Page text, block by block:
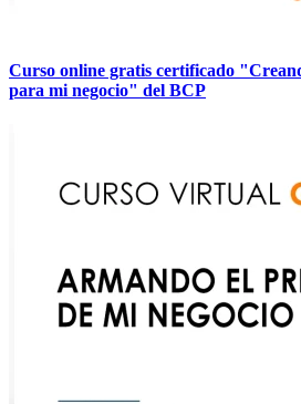
Curso online gratis certificado
para mi negocio" del BCP